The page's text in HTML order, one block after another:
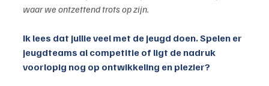
waar we ontzettend trots op zijn.
Ik lees dat jullie veel met de jeugd doen. Spelen er
jeugdteams al competitie of ligt de nadruk
voorlopig nog op ontwikkeling en plezier?